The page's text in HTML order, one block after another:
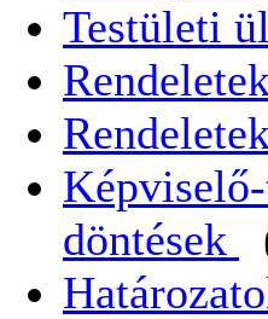
Testületi
döntések